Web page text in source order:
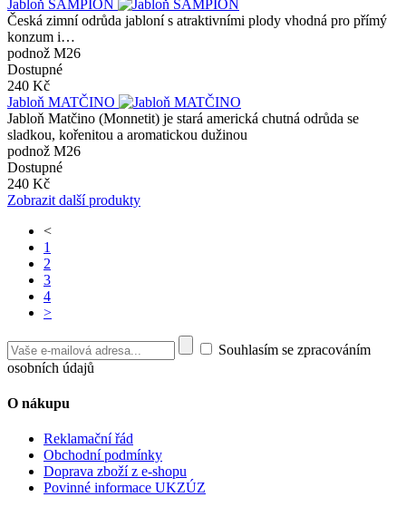
Jabloň ŠAMPION
Česká zimní odrůda jabloní s atraktivními plody vhodná pro přímý
konzum i…
podnož M26
Dostupné
240 Kč
Jabloň MATČINO
Jabloň Matčino (Monnetit) je stará americká chutná odrůda se
sladkou, kořenitou a aromatickou dužinou
podnož M26
Dostupné
240 Kč
Zobrazit další produkty
<
1
2
3
4
>
Souhlasím se zpracováním
osobních údajů
O nákupu
Reklamační řád
Obchodní podmínky
Doprava zboží z e-shopu
Povinné informace UKZÚZ